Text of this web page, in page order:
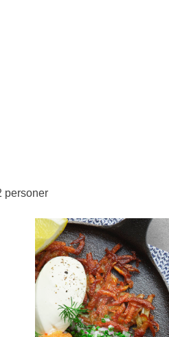
personer